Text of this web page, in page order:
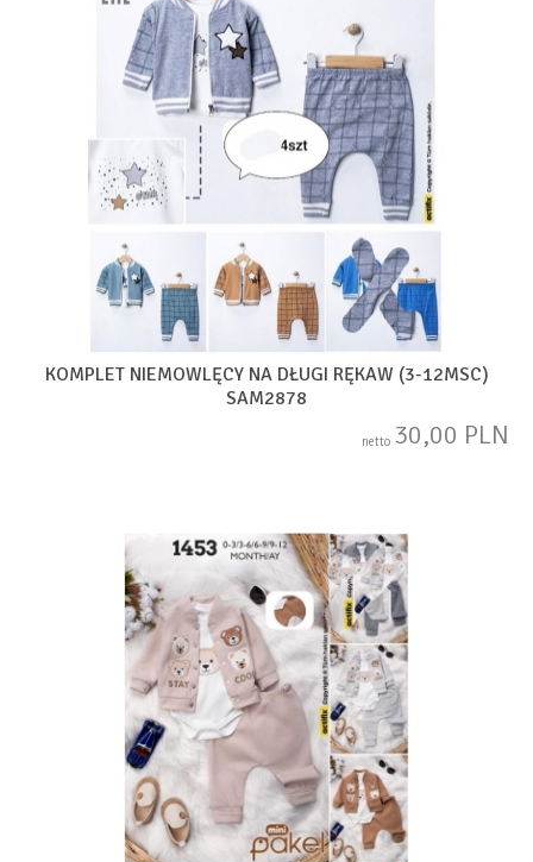
KOMPLET NIEMOWLĘCY NA DŁUGI RĘKAW (3-12MSC)
SAM2878
netto 30,00 PLN